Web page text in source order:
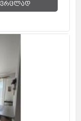
ვრცლად